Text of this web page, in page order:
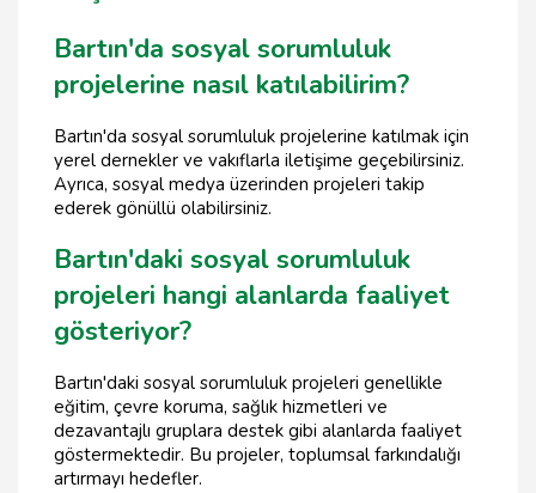
Bartın'da sosyal sorumluluk
projelerine nasıl katılabilirim?
Bartın'da sosyal sorumluluk projelerine katılmak için
yerel dernekler ve vakıflarla iletişime geçebilirsiniz.
Ayrıca, sosyal medya üzerinden projeleri takip
ederek gönüllü olabilirsiniz.
Bartın'daki sosyal sorumluluk
projeleri hangi alanlarda faaliyet
gösteriyor?
Bartın'daki sosyal sorumluluk projeleri genellikle
eğitim, çevre koruma, sağlık hizmetleri ve
dezavantajlı gruplara destek gibi alanlarda faaliyet
göstermektedir. Bu projeler, toplumsal farkındalığı
artırmayı hedefler.